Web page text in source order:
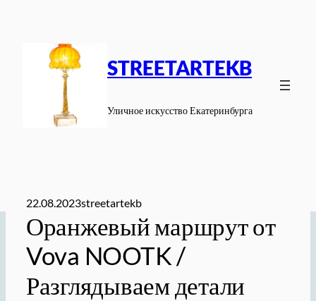
содержимому
STREETARTEKB
Уличное искусство Екатеринбурга
22.08.2023streetartekb
Оранжевый маршрут от
Vova NOOTK /
Разглядываем детали